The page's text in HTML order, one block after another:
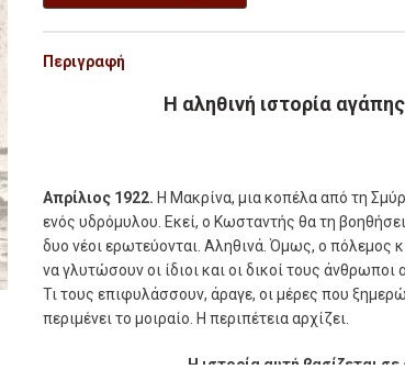
Περιγραφή
Η αληθινή ιστορία
Απρίλιος 1922. Η Μακρίνα, µια κοπέλα από τη
ενός υδρόµυλου. Εκεί, ο Κωσταντής θα τη
δυο νέοι ερωτεύονται. Αληθινά. Όµως, ο πόλεµος
να γλυτώσουν οι ίδιοι και οι δικοί τους
Τι τους επιφυλάσσουν, άραγε, οι µέρες που
περιµένει το µοιραίο. Η περιπέτεια αρχίζει.
Η ιστορία αυτή βασίζεται σε